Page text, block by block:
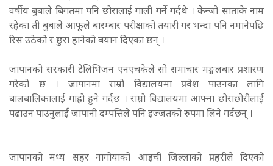
वर्षीय बुबाले बिगतमा पनि छोरालाई गाली गर्ने गर्दथे ।केन्जो साताके नाम
रहेका ती बुबाले आफूले बारम्बार परीक्षाको तयारी गर भन्दा पनि नमानेपछि
रिस उठेको र छुरा हानेको बयान दिएका छन् ।
जापानको सरकारी टेलिभिजन एनएचकेले सो समाचार मङ्गलबार प्रशारण
गरेको छ । जापानमा राम्रो विद्यालयमा प्रवेश पाउनका लागि
बालबालिकालाई गाह्रो हुने गर्दछ ।राम्रो विद्यालयमा आफ्ना छोराछोरीलाई
पढाउन पाउनुलाई जापानी दम्पत्तिले पनि इज्जतको रुपमा लिने गर्दछन् ।
जापानको मध्य सहर नागोयाको आइची जिल्लाको प्रहरीले दिएको